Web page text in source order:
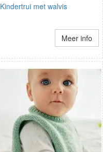
Kindertrui met walvis
Meer info